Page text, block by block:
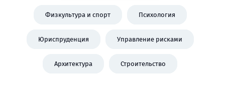
Физкультура и спорт Психология
Юриспруденция Управление рисками
Архитектура Строительство